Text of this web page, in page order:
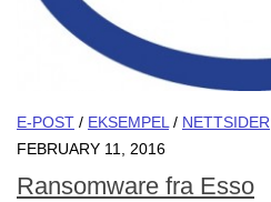
E-POST / EKSEMPEL/ NETTSIDER
FEBRUARY 11, 2016
Ransomware fra Esso